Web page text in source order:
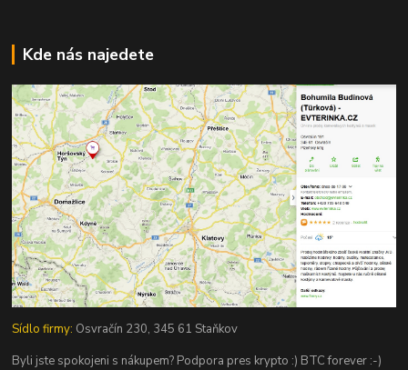
Kde nás najedete
Sídlo firmy: Osvračín 230, 345 61 Staňkov
Byli jste spokojeni s nákupem? Podpora pres krypto :) BTC forever :-)